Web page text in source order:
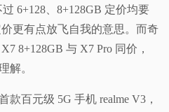
6+128、8+128GB 定价均要
更有点放飞自我的意思。而奇
8+128GB 与 X7 Pro 同价，
解。
百元级 5G 手机 realme V3，